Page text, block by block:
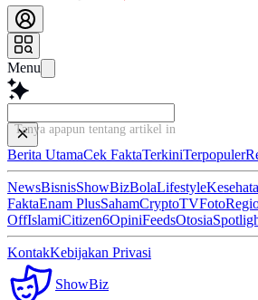
Menu
Tanya apapun tentang artikel ini...
Berita UtamaCek FaktaTerkiniTerpopuler
NewsBisnisShowBizBolaLifestyle
FaktaEnam PlusSahamCryptoTVFoto
OffIslamiCitizen6OpiniFeedsOtosia
KontakKebijakan Privasi
ShowBiz